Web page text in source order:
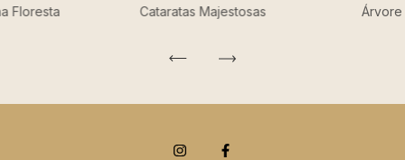
Floresta Cataratas Majestosas